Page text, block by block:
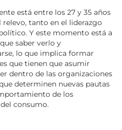
está entre los 27 y 35 años
tanto en el liderazgo
Y este momento está a
saber verlo y
lo que implica formar
que tienen que asumir
dentro de las organizaciones
determinen nuevas pautas
de los
consumo.